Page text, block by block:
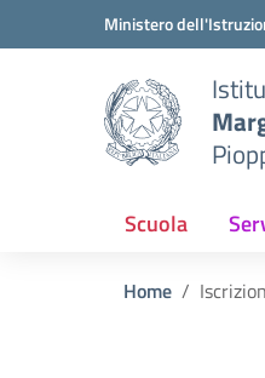
Vai ai contenuti
Vai al menu di navigazione
Ministero
Scuola
Home